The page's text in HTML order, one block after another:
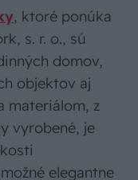
, ktoré ponúka
s. r. o., sú
domov,
objektov aj
materiálom, z
vyrobené, je
elegantne